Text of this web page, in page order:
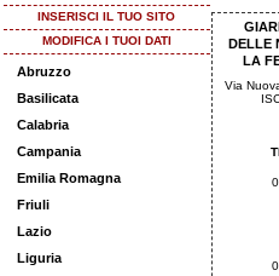
INSERISCI IL TUO SITO
MODIFICA I TUOI DATI
Abruzzo
Basilicata
Calabria
Campania
Emilia Romagna
Friuli
Lazio
Liguria
DELLE
LA
Via